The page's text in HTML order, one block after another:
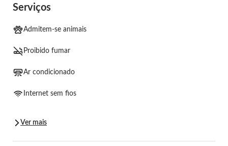
Serviços
Admitem-se animais
Proibido fumar
Ar condicionado
Internet sem fios
Ver mais